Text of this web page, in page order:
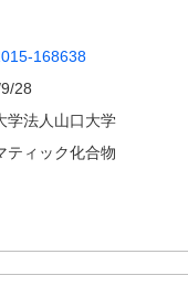
168638
28
学法人山口大学
ティック化合物